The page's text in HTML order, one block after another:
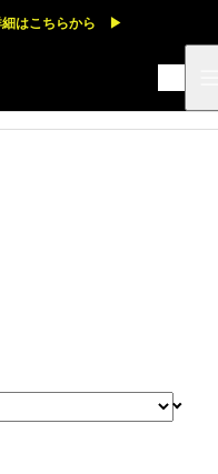
細はこちらから ▶